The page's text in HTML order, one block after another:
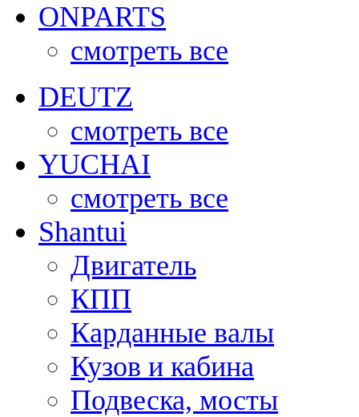
ONPARTS
смотреть все
DEUTZ
смотреть все
YUCHAI
смотреть все
Shantui
Двигатель
КПП
Карданные валы
Кузов и кабина
Подвеска, мосты